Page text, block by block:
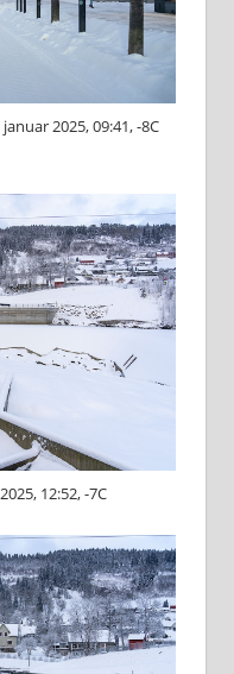
2025, 09:41, -8C
12:52, -7C